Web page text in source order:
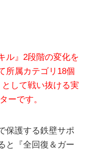
ル』2段階の変化を
所属カテゴリ18個
して戦い抜ける実
ーです。
保護する鉄壁サポ
と『全回復＆ガー